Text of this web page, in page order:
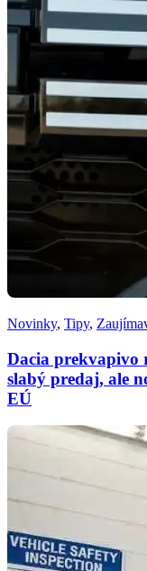
Novinky, Tipy,
Dacia prekvapivo
slabý predaj, ale
EÚ